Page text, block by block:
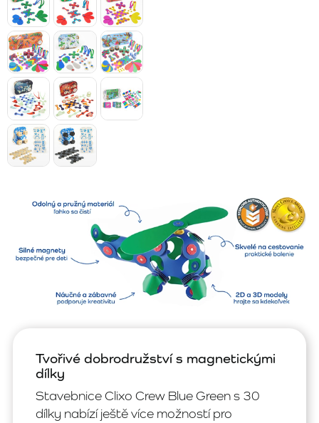
Tvořivé dobrodružství s magnetickými
dílky
Stavebnice Clixo Crew Blue Green s 30
dílky nabízí ještě více možností pro